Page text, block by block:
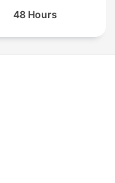
48 Hours